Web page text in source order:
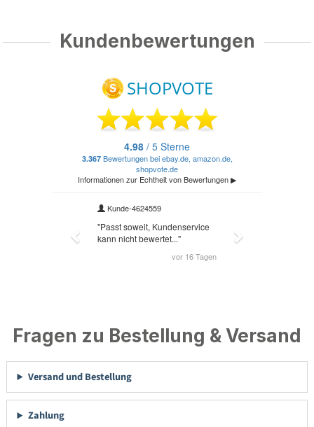
Kundenbewertungen
Fragen zu Bestellung & Versand
Versand und Bestellung
Zahlung